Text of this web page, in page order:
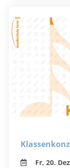
Fr, 20.